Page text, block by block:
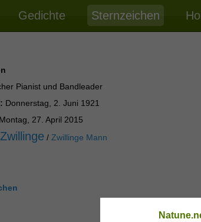
Gedichte Sternzeichen
Pianist und Bandleader
Donnerstag, 2. Juni 1921
Montag, 27. April 2015
Zwillinge / Zwillinge Mann